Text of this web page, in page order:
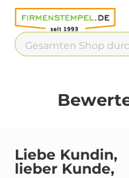
Chatbot
Chatten
Liebe Kundin,
lieber Kunde,